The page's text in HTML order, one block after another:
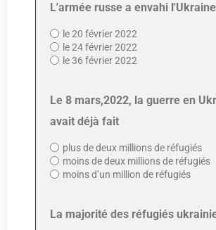
L'armée russe a envahi l'Ukraine
le 20 février 2022
le 24 février 2022
le 36 février 2022
Le 8 mars,2022, la guerre en
avait déjà fait
plus de deux millions de réfugiés
moins de deux millions de réfugiés
moins d’un million de réfugiés
La majorité des réfugiés